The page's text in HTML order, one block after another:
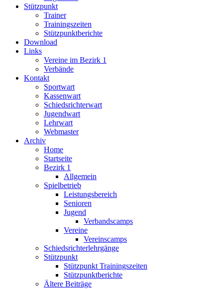
Stützpunkt
Trainer
Trainingszeiten
Stützpunktberichte
Download
Links
Vereine im Bezirk 1
Verbände
Kontakt
Sportwart
Kassenwart
Schiedsrichterwart
Jugendwart
Lehrwart
Webmaster
Archiv
Home
Startseite
Bezirk 1
Allgemein
Spielbetrieb
Leistungsbereich
Senioren
Jugend
Verbandscamps
Vereine
Vereinscamps
Schiedsrichterlehrgänge
Stützpunkt
Stützpunkt Trainingszeiten
Stützpunktberichte
Ältere Beiträge